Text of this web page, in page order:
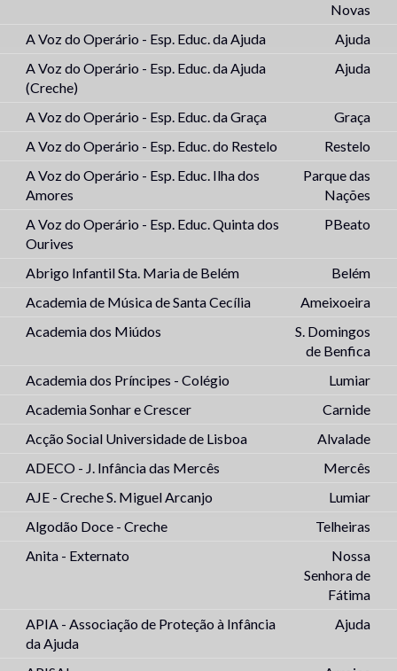
Novas
A Voz do Operário - Esp. Educ. da Ajuda
Ajuda
A Voz do Operário - Esp. Educ. da Ajuda
(Creche)
Ajuda
A Voz do Operário - Esp. Educ. da Graça
Graça
A Voz do Operário - Esp. Educ. do Restelo
Restelo
A Voz do Operário - Esp. Educ. Ilha dos
Amores
Parque das
Nações
A Voz do Operário - Esp. Educ. Quinta dos
Ourives
PBeato
Abrigo Infantil Sta. Maria de Belém
Belém
Academia de Música de Santa Cecília
Ameixoeira
Academia dos Miúdos
S. Domingos
de Benfica
Academia dos Príncipes - Colégio
Lumiar
Academia Sonhar e Crescer
Carnide
Acção Social Universidade de Lisboa
Alvalade
ADECO - J. Infância das Mercês
Mercês
AJE - Creche S. Miguel Arcanjo
Lumiar
Algodão Doce - Creche
Telheiras
Anita - Externato
Nossa
Senhora de
Fátima
APIA - Associação de Proteção à Infância
da Ajuda
Ajuda